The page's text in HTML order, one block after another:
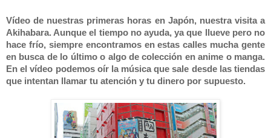
Vídeo de nuestras primeras horas en Japón, nuestra visita a
Akihabara. Aunque el tiempo no ayuda, ya que llueve pero no
hace frío, siempre encontramos en estas calles mucha gente
en busca de lo último o algo de colección en anime o manga.
En el vídeo podemos oír la música que sale desde las tiendas
que intentan llamar tu atención y tu dinero por supuesto.